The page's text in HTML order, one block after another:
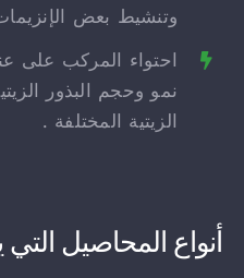
وتنشيط بعض
احتواء المركب على
نمو وحجم البذور
الزيتية المختلفة .
أنواع المحاصيل